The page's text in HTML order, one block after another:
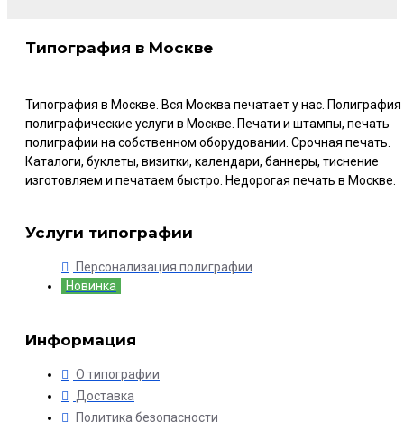
Типография в Москве
Типография в Москве. Вся Москва печатает у нас. Полиграфия
полиграфические услуги в Москве. Печати и штампы, печать
полиграфии на собственном оборудовании. Срочная печать.
Каталоги, буклеты, визитки, календари, баннеры, тиснение
изготовляем и печатаем быстро. Недорогая печать в Москве.
Услуги типографии
Персонализация полиграфии
Новинка
Информация
О типографии
Доставка
Политика безопасности